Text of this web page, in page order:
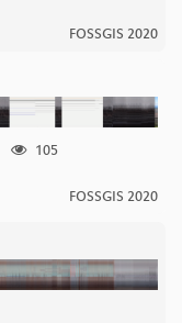
FOSSGIS 2020
105
FOSSGIS 2020